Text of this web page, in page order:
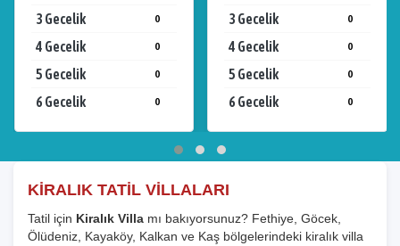
3 Gecelik 0
4 Gecelik 0
5 Gecelik 0
6 Gecelik 0
3 Gecelik 0
4 Gecelik 0
5 Gecelik 0
6 Gecelik 0
KİRALIK TATİL VİLLALARI
Tatil için Kiralık Villa mı bakıyorsunuz? Fethiye, Göcek,
Ölüdeniz, Kayaköy, Kalkan ve Kaş bölgelerindeki kiralık villa